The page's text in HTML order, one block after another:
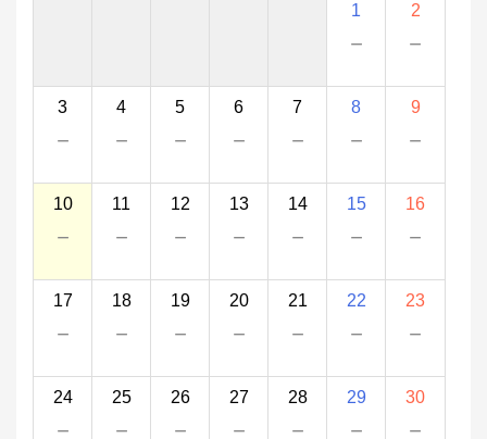
1
－
2
－
3
－
4
－
5
－
6
－
7
－
8
－
9
－
10
－
11
－
12
－
13
－
14
－
15
－
16
－
17
－
18
－
19
－
20
－
21
－
22
－
23
－
24
－
25
－
26
－
27
－
28
－
29
－
30
－